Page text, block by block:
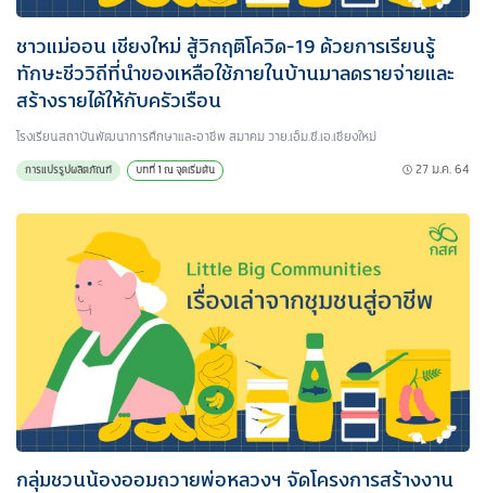
ชาวแม่ออน เชียงใหม่ สู้วิกฤติโควิด-19 ด้วยการเรียนรู้
ทักษะชีววิถีที่นำของเหลือใช้ภายในบ้านมาลดรายจ่ายและ
สร้างรายได้ให้กับครัวเรือน
โรงเรียนสถาบันพัฒนาการศึกษาและอาชีพ สมาคม วาย.เอ็ม.ซี.เอ.เชียงใหม่
การแปรรูปผลิตภัณฑ์ บทที่ 1 ณ จุดเริ่มต้น 27 ม.ค. 64
กลุ่มชวนน้องออมถวายพ่อหลวงฯ จัดโครงการสร้างงาน